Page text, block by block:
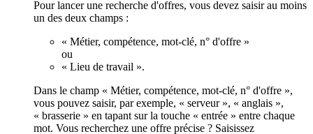
Pour lancer une recherche d'offres, vous devez saisir au moins
un des deux champs :
« Métier, compétence, mot-clé, n° d'offre »
ou
« Lieu de travail ».
Dans le champ « Métier, compétence, mot-clé, n° d'offre »,
vous pouvez saisir, par exemple, « serveur », « anglais »,
« brasserie » en tapant sur la touche « entrée » entre chaque
mot. Vous recherchez une offre précise ? Saisissez